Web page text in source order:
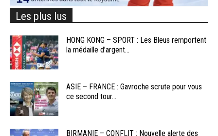
Les plus lus
HONG KONG – SPORT : Les Bleus remportent
la médaille d’argent...
ASIE – FRANCE : Gavroche scrute pour vous
ce second tour...
BIRMANIE – CONFLIT : Nouvelle alerte des